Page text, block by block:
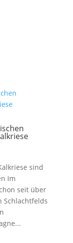
sind
Im
seit über
Schlachtfelds